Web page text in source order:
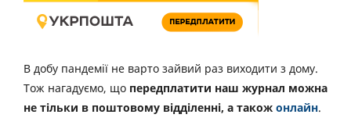
В добу пандемії не варто зайвий раз виходити з дому.
Тож нагадуємо, що передплатити наш журнал можна
не тільки в поштовому відділенні, а також онлайн.